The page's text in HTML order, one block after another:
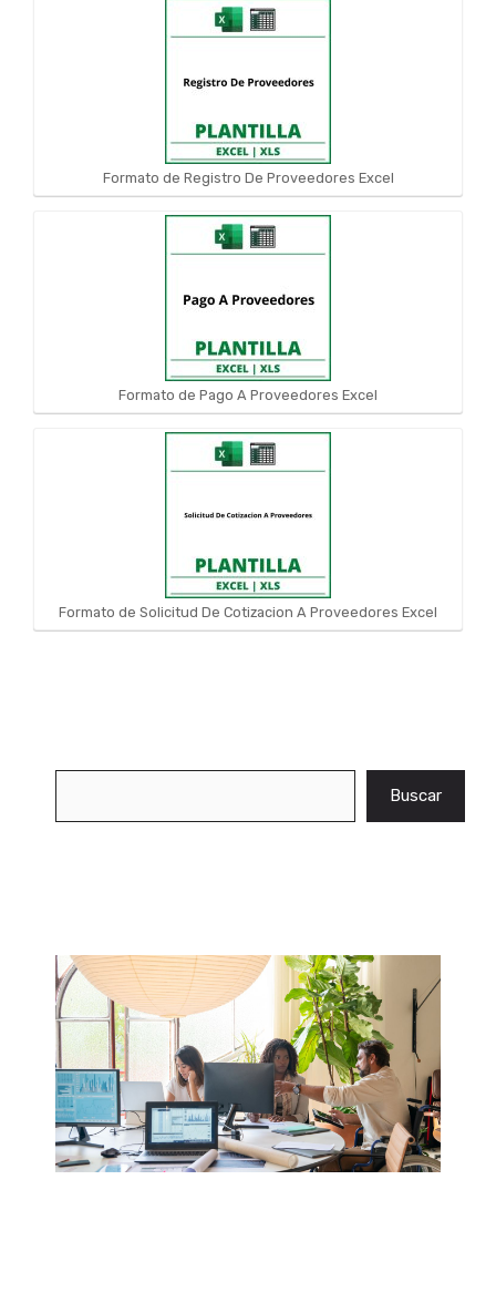
Formato de Registro De Proveedores Excel
Formato de Pago A Proveedores Excel
Formato de Solicitud De Cotizacion A Proveedores Excel
Buscar